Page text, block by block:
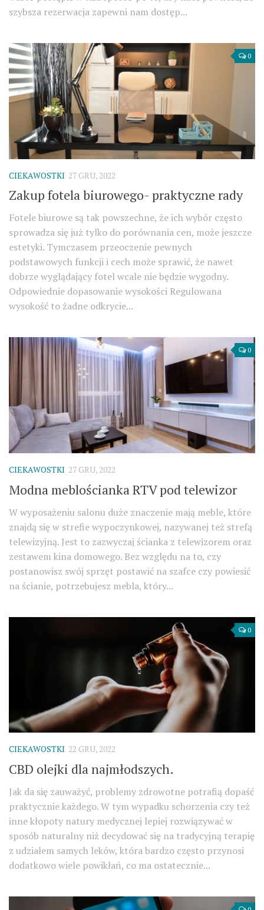
szybsza rezerwacja zapewni nam dostęp...
0
CIEKAWOSTKI 27 GRU, 2022
Zakup fotela biurowego- praktyczne rady
Fotele biurowe są tak powszechne, że ich wybór często
sprowadza się już tylko do porównania cen, może jeszcze
estetyki. Tymczasem przeoczenie pewnych
podstawowych funkcji i cech może sprawić, że nawet
dobrze wyglądający fotel wcale nie będzie wygodny.
Odpowiednie dopasowanie wysokości Regulowana
wysokość to żadne odkrycie...
0
CIEKAWOSTKI 27 GRU, 2022
Modna meblościanka RTV pod telewizor
W wyposażeniu salonu duże znaczenie mają meble, które
znajdą się w strefie wypoczynkowej, nazywanej też strefą
telewizyjną. Jest to zazwyczaj ścianka z telewizorem oraz
zestawem kina domowego. Bez względu na to, czy
postanowisz swój sprzęt postawić na szafce czy powiesić
na ścianie, potrzebujesz mebla, który...
0
CIEKAWOSTKI 22 GRU, 2022
CBD olejki dla najmłodszych.
Jak da się zauważyć, problemy zdrowotne potrafią dopaść
praktycznie każdego. W tym wypadku schorzenia czy też
inne kłopoty natury medycznej lepiej rozwiązywać w
sposób naturalny niż decydować się na tradycyjną terapię
z udziałem samych leków, która bardzo często przynosi
dodatkowo wiele powikłań, co ma ostatecznie...